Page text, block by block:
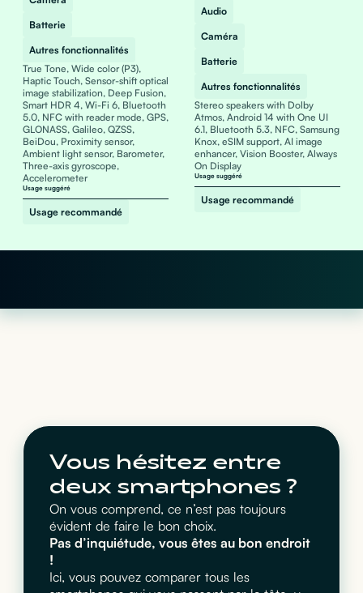
Batterie
Autres fonctionnalités
True Tone, Wide color (P3),
Haptic Touch, Sensor-shift optical
image stabilization, Deep Fusion,
Smart HDR 4, Wi-Fi 6, Bluetooth
5.0, NFC with reader mode, GPS,
GLONASS, Galileo, QZSS,
BeiDou, Proximity sensor,
Ambient light sensor, Barometer,
Three-axis gyroscope,
Accelerometer
Usage suggéré
Usage recommandé
Audio
Caméra
Batterie
Autres fonctionnalités
Stereo speakers with Dolby
Atmos, Android 14 with One UI
6.1, Bluetooth 5.3, NFC, Samsung
Knox, eSIM support, AI image
enhancer, Vision Booster, Always
On Display
Usage suggéré
Usage recommandé
Vous hésitez entre
deux smartphones ?
On vous comprend, ce n’est pas toujours
évident de faire le bon choix.
Pas d’inquiétude, vous êtes au bon endroit
!
Ici, vous pouvez comparer tous les